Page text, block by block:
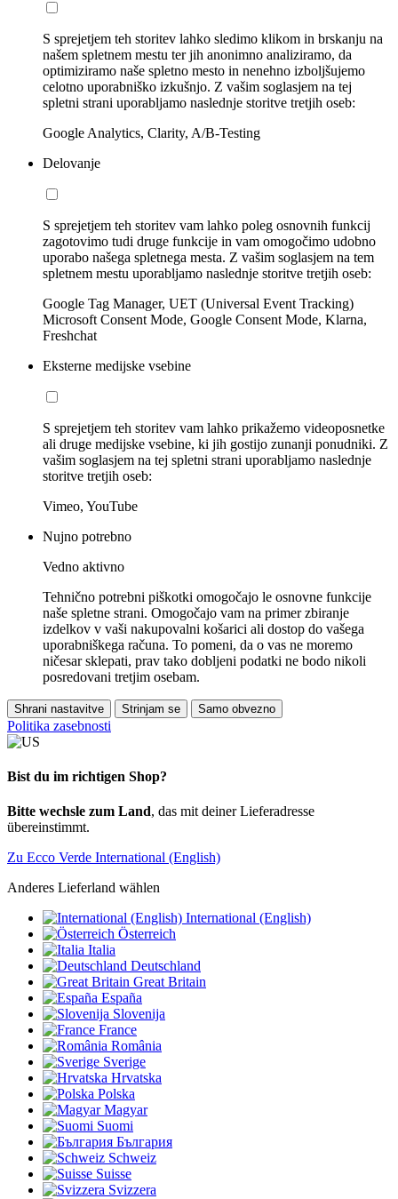
S sprejetjem teh storitev lahko sledimo klikom in brskanju na
našem spletnem mestu ter jih anonimno analiziramo, da
optimiziramo naše spletno mesto in nenehno izboljšujemo
celotno uporabniško izkušnjo. Z vašim soglasjem na tej
spletni strani uporabljamo naslednje storitve tretjih oseb:
Google Analytics, Clarity, A/B-Testing
Delovanje
S sprejetjem teh storitev vam lahko poleg osnovnih funkcij
zagotovimo tudi druge funkcije in vam omogočimo udobno
uporabo našega spletnega mesta. Z vašim soglasjem na tem
spletnem mestu uporabljamo naslednje storitve tretjih oseb:
Google Tag Manager, UET (Universal Event Tracking)
Microsoft Consent Mode, Google Consent Mode, Klarna,
Freshchat
Eksterne medijske vsebine
S sprejetjem teh storitev vam lahko prikažemo videoposnetke
ali druge medijske vsebine, ki jih gostijo zunanji ponudniki. Z
vašim soglasjem na tej spletni strani uporabljamo naslednje
storitve tretjih oseb:
Vimeo, YouTube
Nujno potrebno
Vedno aktivno
Tehnično potrebni piškotki omogočajo le osnovne funkcije
naše spletne strani. Omogočajo vam na primer zbiranje
izdelkov v vaši nakupovalni košarici ali dostop do vašega
uporabniškega računa. To pomeni, da o vas ne moremo
ničesar sklepati, prav tako dobljeni podatki ne bodo nikoli
posredovani tretjim osebam.
Shrani nastavitve Strinjam se Samo obvezno
Politika zasebnosti
Bist du im richtigen Shop?
Bitte wechsle zum Land, das mit deiner Lieferadresse
übereinstimmt.
Zu Ecco Verde International (English)
Anderes Lieferland wählen
International (English)
Österreich
Italia
Deutschland
Great Britain
España
Slovenija
France
România
Sverige
Hrvatska
Polska
Magyar
Suomi
България
Schweiz
Suisse
Svizzera